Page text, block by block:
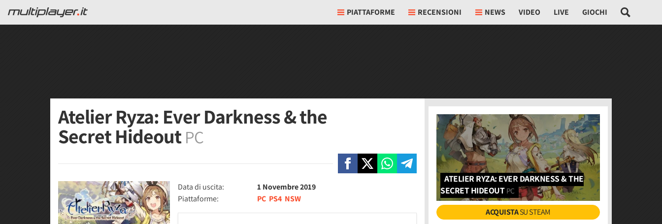
PIATTAFORME RECENSIONI NEWS VIDEO LIVE GIOCHI
Atelier Ryza: Ever Darkness & the
Secret HideoutPC
Data di uscita:
1 Novembre 2019
Piattaforme:
PC PS4 NSW
ATELIER RYZA: EVER DARKNESS & THE
SECRET HIDEOUT PC
ACQUISTASU STEAM